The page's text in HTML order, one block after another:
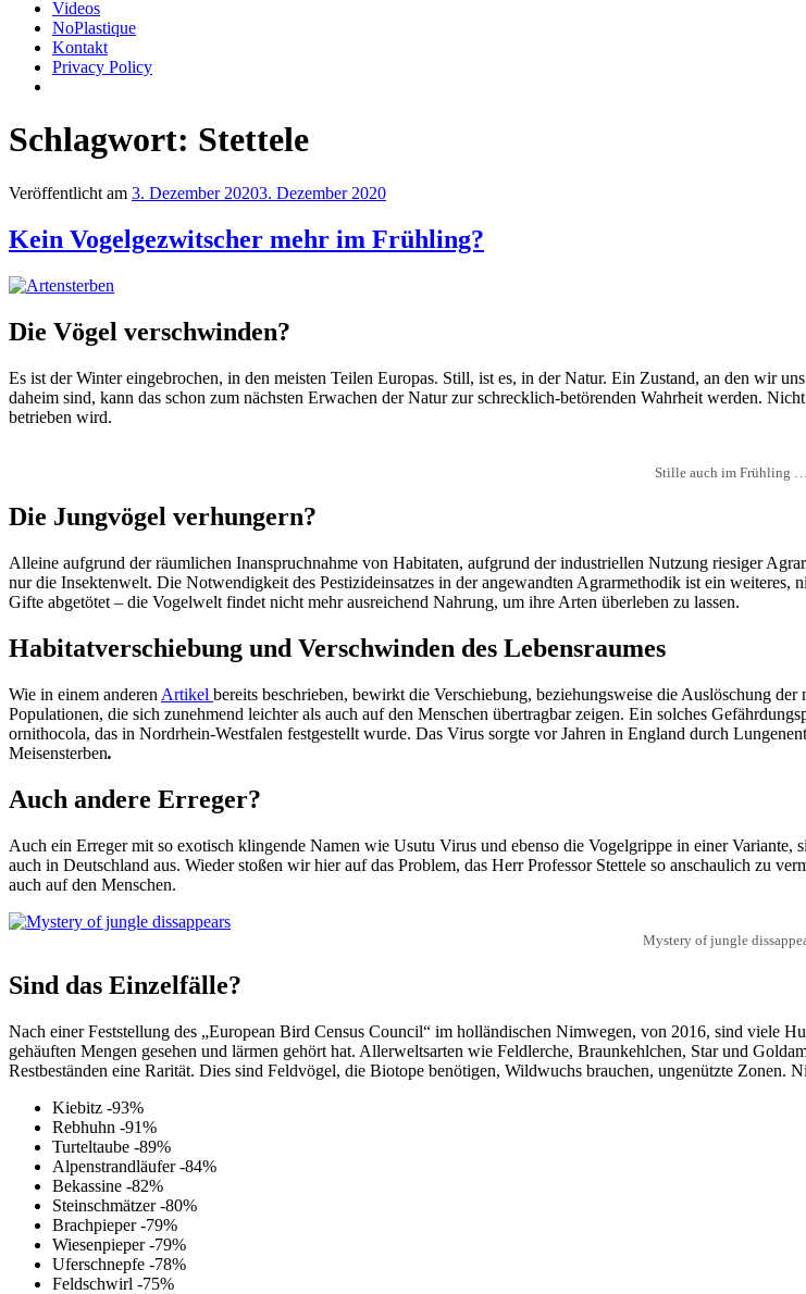
Videos
NoPlastique
Kontakt
Privacy Policy
Schlagwort: Stettele
Veröffentlicht am 3. Dezember 20203. Dezember 2020
Kein Vogelgezwitscher mehr im Frühling?
Die Vögel verschwinden?
Es ist der Winter eingebrochen, in den meisten Teilen Europas. Still, ist es, in der Natur. Ein Zustand, an den wir
daheim sind, kann das schon zum nächsten Erwachen der Natur zur schrecklich-betörenden Wahrheit werden.
betrieben wird.
Stille auch im Frühling …
Die Jungvögel verhungern?
Alleine aufgrund der räumlichen Inanspruchnahme von Habitaten, aufgrund der industriellen Nutzung riesiger
nur die Insektenwelt. Die Notwendigkeit des Pestizideinsatzes in der angewandten Agrarmethodik ist ein weiteres,
Gifte abgetötet – die Vogelwelt findet nicht mehr ausreichend Nahrung, um ihre Arten überleben zu lassen.
Habitatverschiebung und Verschwinden des Lebensraumes
Wie in einem anderen Artikel bereits beschrieben, bewirkt die Verschiebung, beziehungsweise die Auslöschung
Populationen, die sich zunehmend leichter als auch auf den Menschen übertragbar zeigen. Ein solches
ornithocola, das in Nordrhein-Westfalen festgestellt wurde. Das Virus sorgte vor Jahren in England durch
Meisensterben.
Auch andere Erreger?
Auch ein Erreger mit so exotisch klingende Namen wie Usutu Virus und ebenso die Vogelgrippe in einer
auch in Deutschland aus. Wieder stoßen wir hier auf das Problem, das Herr Professor Stettele so anschaulich zu
auch auf den Menschen.
Mystery of jungle
Sind das Einzelfälle?
Nach einer Feststellung des „European Bird Census Council“ im holländischen Nimwegen, von 2016, sind viele
gehäuften Mengen gesehen und lärmen gehört hat. Allerweltsarten wie Feldlerche, Braunkehlchen, Star und
Restbeständen eine Rarität. Dies sind Feldvögel, die Biotope benötigen, Wildwuchs brauchen, ungenützte Zonen.
Kiebitz -93%
Rebhuhn -91%
Turteltaube -89%
Alpenstrandläufer -84%
Bekassine -82%
Steinschmätzer -80%
Brachpieper -79%
Wiesenpieper -79%
Uferschnepfe -78%
Feldschwirl -75%